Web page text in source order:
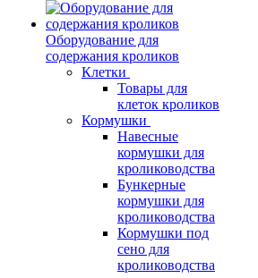
Оборудование для
содержания кроликов
Клетки
Товары для
клеток кроликов
Кормушки
Навесные
кормушки для
кролиководства
Бункерные
кормушки для
кролиководства
Кормушки под
сено для
кролиководства